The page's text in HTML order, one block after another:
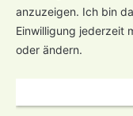
anzuzeigen. Ich bin
Einwilligung jederzeit
oder ändern.